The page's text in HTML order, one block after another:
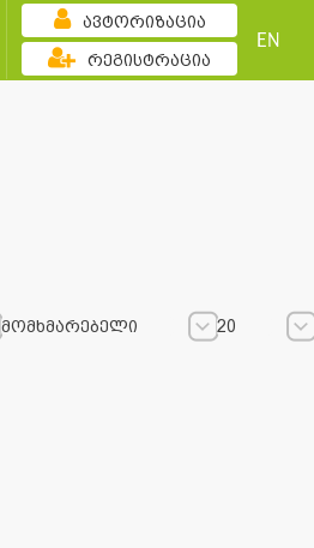
ავტორიზაცია
რეგისტრაცია
EN
მომხმარებელი
20